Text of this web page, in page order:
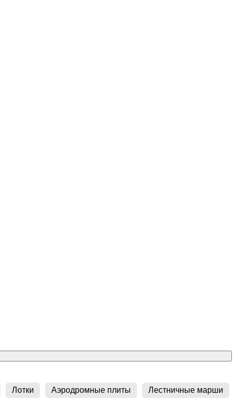
Лотки Аэродромные плиты Лестничные марши